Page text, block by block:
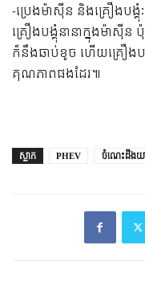
-ប្រេងម៉ាស៊ីន និងគ្រឿងបង្គុំ
គ្រឿងបង្គុំនានាក្នុងម៉ាស៊ីន
ក៏នឹងឆាប់ខូច ហើយគ្រឿងប
គុណភាពផងដែរ៕
ស្លាក PHEV ចំណេះដឹងយ